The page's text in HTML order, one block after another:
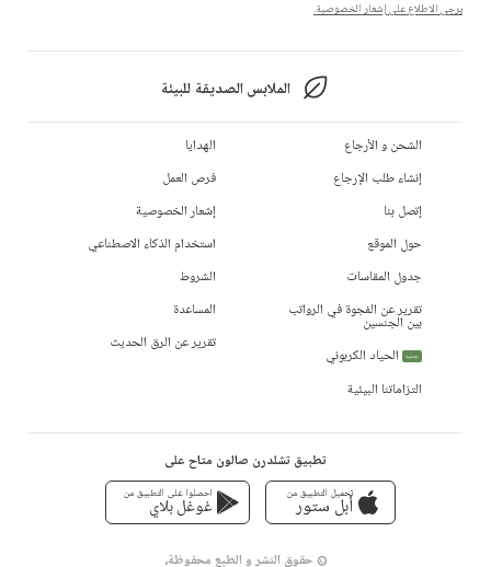
يرجى الاطلاع على إشعار الخصوصية.
الملابس الصديقة للبيئة
الشحن و الأرجاع
إنشاء طلب الإرجاع
إتصل بنا
حول الموقع
جدول المقاسات
تقرير عن الفجوة في الرواتب
بين الجنسين
جديد
الحياد الكربوني
التزاماتنا البيئية
الهدايا
فرص العمل
إشعار الخصوصية
استخدام الذكاء الاصطناعي
الشروط
المساعدة
تقرير عن الرق الحديث
تطبيق تشلدرن صالون متاح على
تحميل التطبيق من
أبل ستور
احصلوا على التطبيق من
غوغل بلاي
© حقوق النشر و الطبع محفوظة،